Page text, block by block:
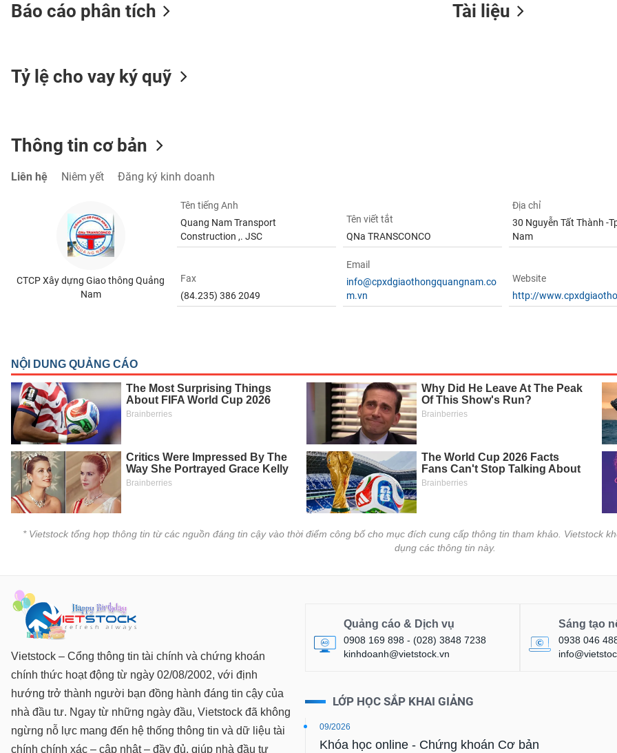
Báo cáo phân tích Tài liệu
Tỷ lệ cho vay ký quỹ
Thông tin cơ bản
Liên hệ Niêm yết Đăng ký kinh doanh
CTCP Xây dựng Giao thông Quảng
Nam
Tên tiếng Anh
Quang Nam Transport
Construction ,. JSC
Tên viết tắt
QNa TRANSCONCO
Địa chỉ
30 Nguyễn Tất Thành -
Nam
Fax
(84.235) 386 2049
Email
info@cpxdgiaothongquangnam.co
m.vn
Website
http://
* Vietstock tổng hợp thông tin từ các nguồn đáng tin cậy vào thời điểm công bố cho mục đích cung cấp thông tin tham khảo. Vietstock
dụng các thông tin này.
Vietstock – Cổng thông tin tài chính và chứng khoán
chính thức hoạt động từ ngày 02/08/2002, với định
hướng trở thành người bạn đồng hành đáng tin cậy của
nhà đầu tư. Ngay từ những ngày đầu, Vietstock đã không
ngừng nỗ lực mang đến hệ thống thông tin và dữ liệu tài
chính chính xác – cập nhật – đầy đủ, giúp nhà đầu tư
Quảng cáo & Dịch vụ
0908 169 898 - (028) 3848 7238
kinhdoanh@vietstock.vn
Sáng tạo
0938 046
LỚP HỌC SẮP KHAI GIẢNG
09/2026
Khóa học online - Chứng khoán Cơ bản
NGUYÊN
THIẾT
YẾU
CHĂM
SÓC
SỨC
KHỎE
CÔNG
NGHỆ
TIN
DỊCH